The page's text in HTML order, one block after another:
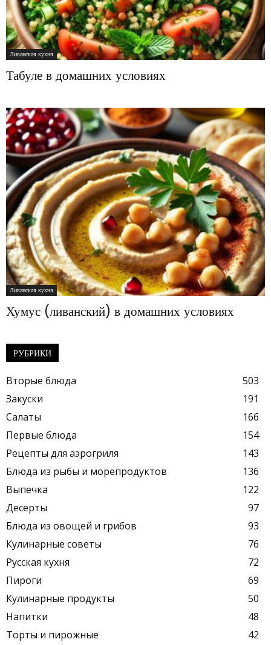
Ливанская кухня
Табуле в домашних условиях
Ливанская кухня
Хумус (ливанский) в домашних условиях
РУБРИКИ
Вторые блюда
503
Закуски
191
Салаты
166
Первые блюда
154
Рецепты для аэрогриля
143
Блюда из рыбы и морепродуктов
136
Выпечка
122
Десерты
97
Блюда из овощей и грибов
93
Кулинарные советы
76
Русская кухня
72
Пироги
69
Кулинарные продукты
50
Напитки
48
Торты и пирожные
42